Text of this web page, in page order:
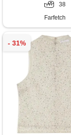
38
Farfetch